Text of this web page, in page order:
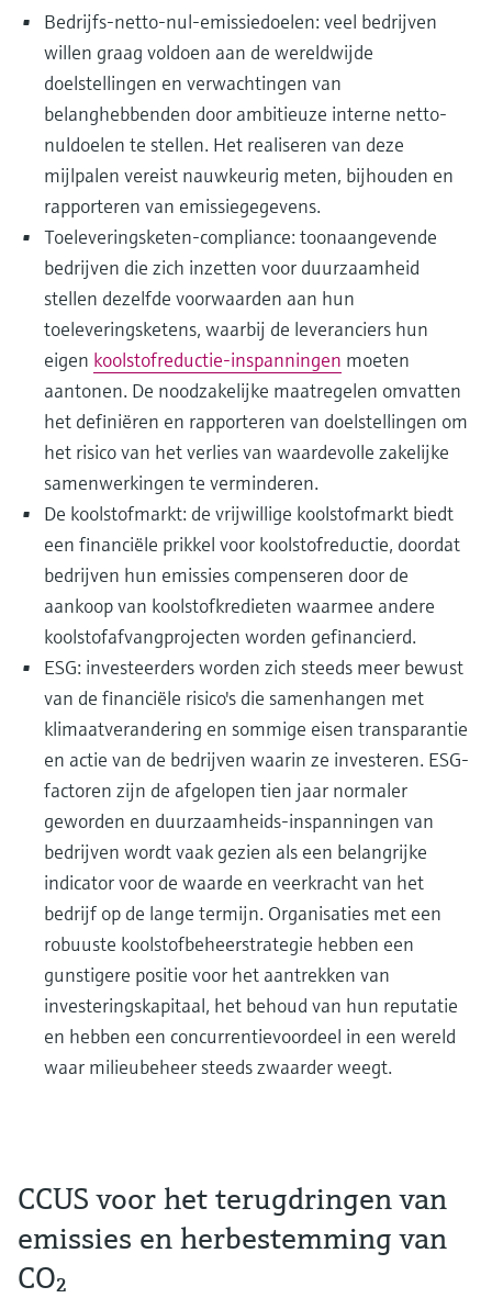
Bedrijfs-netto-nul-emissiedoelen: veel bedrijven
willen graag voldoen aan de wereldwijde
doelstellingen en verwachtingen van
belanghebbenden door ambitieuze interne netto-
nuldoelen te stellen. Het realiseren van deze
mijlpalen vereist nauwkeurig meten, bijhouden en
rapporteren van emissiegegevens.
Toeleveringsketen-compliance: toonaangevende
bedrijven die zich inzetten voor duurzaamheid
stellen dezelfde voorwaarden aan hun
toeleveringsketens, waarbij de leveranciers hun
eigen koolstofreductie-inspanningen moeten
aantonen. De noodzakelijke maatregelen omvatten
het definiëren en rapporteren van doelstellingen om
het risico van het verlies van waardevolle zakelijke
samenwerkingen te verminderen.
De koolstofmarkt: de vrijwillige koolstofmarkt biedt
een financiële prikkel voor koolstofreductie, doordat
bedrijven hun emissies compenseren door de
aankoop van koolstofkredieten waarmee andere
koolstofafvangprojecten worden gefinancierd.
ESG: investeerders worden zich steeds meer bewust
van de financiële risico's die samenhangen met
klimaatverandering en sommige eisen transparantie
en actie van de bedrijven waarin ze investeren. ESG-
factoren zijn de afgelopen tien jaar normaler
geworden en duurzaamheids-inspanningen van
bedrijven wordt vaak gezien als een belangrijke
indicator voor de waarde en veerkracht van het
bedrijf op de lange termijn. Organisaties met een
robuuste koolstofbeheerstrategie hebben een
gunstigere positie voor het aantrekken van
investeringskapitaal, het behoud van hun reputatie
en hebben een concurrentievoordeel in een wereld
waar milieubeheer steeds zwaarder weegt.
CCUS voor het terugdringen van
emissies en herbestemming van
CO₂